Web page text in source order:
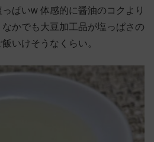
ぱいw 体感的に醤油のコクより
かでも大豆加工品が塩っぱさの
いけそうなくらい。